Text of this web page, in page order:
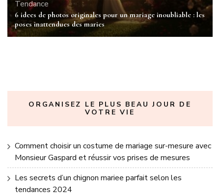
Tendance
6 idees de photos originales pour un mariage inoubliable : les
poses inattendues des maries
ORGANISEZ LE PLUS BEAU JOUR DE
VOTRE VIE
Comment choisir un costume de mariage sur-mesure avec
Monsieur Gaspard et réussir vos prises de mesures
Les secrets d’un chignon mariee parfait selon les
tendances 2024